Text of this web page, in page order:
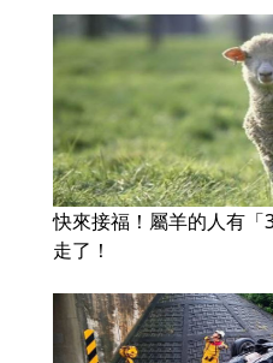
快來接福！屬羊的人有
走了！